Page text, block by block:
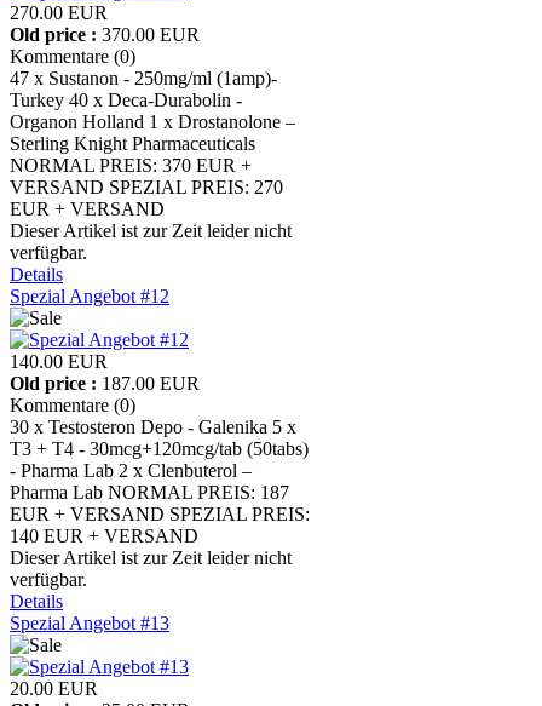
270.00 EUR
Old price : 370.00 EUR
Kommentare (0)
47 x Sustanon - 250mg/ml (1amp)-
Turkey 40 x Deca-Durabolin -
Organon Holland 1 x Drostanolone –
Sterling Knight Pharmaceuticals
NORMAL PREIS: 370 EUR +
VERSAND SPEZIAL PREIS: 270
EUR + VERSAND
Dieser Artikel ist zur Zeit leider nicht
verfügbar.
Details
Spezial Angebot #12
140.00 EUR
Old price : 187.00 EUR
Kommentare (0)
30 x Testosteron Depo - Galenika 5 x
T3 + T4 - 30mcg+120mcg/tab (50tabs)
- Pharma Lab 2 x Clenbuterol –
Pharma Lab NORMAL PREIS: 187
EUR + VERSAND SPEZIAL PREIS:
140 EUR + VERSAND
Dieser Artikel ist zur Zeit leider nicht
verfügbar.
Details
Spezial Angebot #13
20.00 EUR